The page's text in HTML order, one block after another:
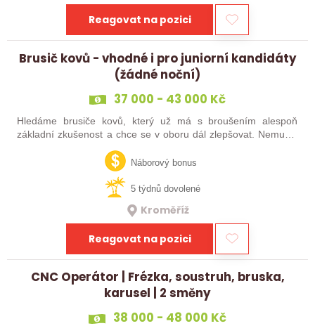
Reagovat na pozici
Brusič kovů - vhodné i pro juniorní kandidáty
(žádné noční)
37 000 - 43 000 Kč
Hledáme brusiče kovů, který už má s broušením alespoň
základní zkušenost a chce se v oboru dál zlepšovat. Nemusíš
abys už někdy pracoval…Náborový bonus
5 týdnů dovolené
Kroměříž
Reagovat na pozici
CNC Operátor | Frézka, soustruh, bruska,
karusel | 2 směny
38 000 - 48 000 Kč